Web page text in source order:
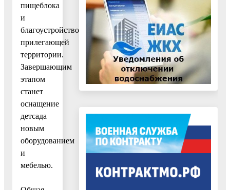
пищеблока
и
благоустройство
прилегающей
территории.
Завершающим
этапом
станет
оснащение
детсада
новым
оборудованием
и
мебелью.